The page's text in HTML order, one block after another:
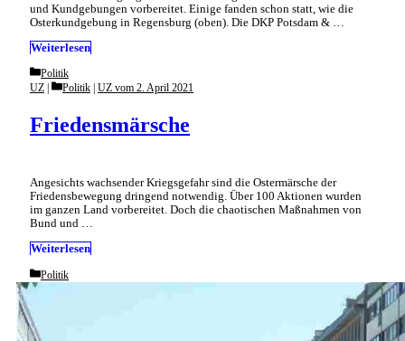
und Kundgebungen vorbereitet. Einige fanden schon statt, wie die
Osterkundgebung in Regensburg (oben). Die DKP Potsdam & …
Weiterlesen
Categories
Politik
Friedensmärsche
UZ Categories
Politik UZ vom 2. April 2021
Angesichts wachsender Kriegsgefahr sind die Ostermärsche der
Friedensbewegung dringend notwendig. Über 100 Aktionen wurden
im ganzen Land vorbereitet. Doch die chaotischen Maßnahmen von
Bund und …
Weiterlesen
Categories
Politik